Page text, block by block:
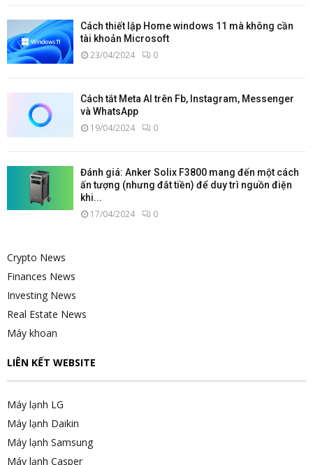
Cách thiết lập Home windows 11 mà không cần
tài khoản Microsoft
23/04/2024 0
Cách tắt Meta AI trên Fb, Instagram, Messenger
và WhatsApp
19/04/2024 0
Đánh giá: Anker Solix F3800 mang đến một cách
ấn tượng (nhưng đắt tiền) để duy trì nguồn điện
khi...
17/04/2024 0
Crypto News
Finances News
Investing News
Real Estate News
Máy khoan
LIÊN KẾT WEBSITE
Máy lạnh LG
Máy lạnh Daikin
Máy lạnh Samsung
Máy lạnh Casper